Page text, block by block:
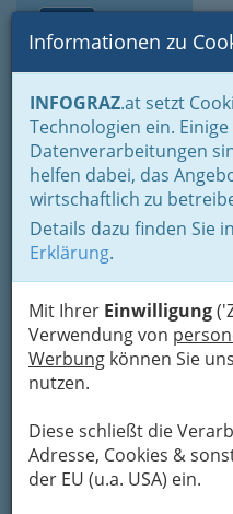
Informationen zu
INFOGRAZ.at setzt
Technologien ein.
Datenverarbeitungen
helfen dabei, das
wirtschaftlich zu
Details dazu finden Sie
Erklärung.
Mit Ihrer Einwilligung
Verwendung von
Werbung können Sie
nutzen.
Diese schließt die
Adresse, Cookies &
der EU (u.a. USA) ein.
Home Branchen
Winterdienst
Winterdienst
Sicher durch Eis
und Schnee
Eiseskälte und dichter
Schneefall – Toll zum
Toben und Spielen. Auf
den Straßen zeigt sich
seiner ungemütlichen
ungeräumte
Gehwegekönnen zu
unabsehbaren Folgen